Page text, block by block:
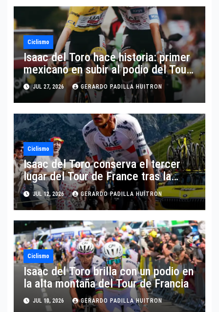
Ciclismo
Isaac del Toro hace historia: primer
mexicano en subir al podio del Tour
de Francia
JUL 27, 2026 GERARDO PADILLA HUITRON
Ciclismo
Isaac del Toro conserva el tercer
lugar del Tour de France tras la
Etapa 8
JUL 12, 2026 GERARDO PADILLA HUITRON
Ciclismo
Isaac del Toro brilla con un podio en
la alta montaña del Tour de Francia
JUL 10, 2026 GERARDO PADILLA HUITRON